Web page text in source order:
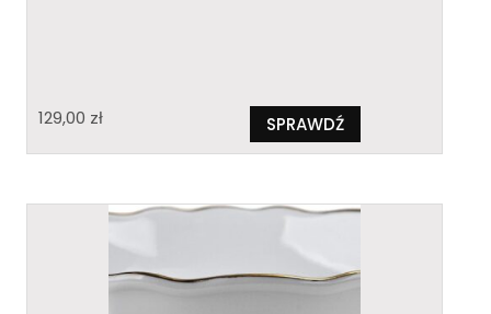
129,00 zł SPRAWDŹ